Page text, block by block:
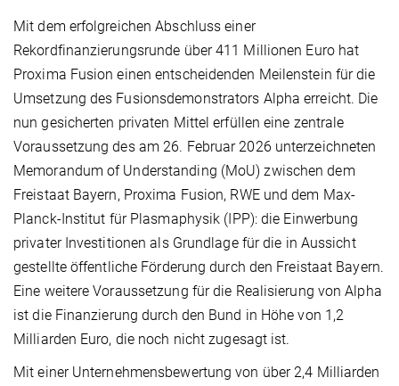
Mit dem erfolgreichen Abschluss einer
Rekordfinanzierungsrunde über 411 Millionen Euro hat
Proxima Fusion einen entscheidenden Meilenstein für die
Umsetzung des Fusionsdemonstrators Alpha erreicht. Die
nun gesicherten privaten Mittel erfüllen eine zentrale
Voraussetzung des am 26. Februar 2026 unterzeichneten
Memorandum of Understanding (MoU) zwischen dem
Freistaat Bayern, Proxima Fusion, RWE und dem Max-
Planck-Institut für Plasmaphysik (IPP): die Einwerbung
privater Investitionen als Grundlage für die in Aussicht
gestellte öffentliche Förderung durch den Freistaat Bayern.
Eine weitere Voraussetzung für die Realisierung von Alpha
ist die Finanzierung durch den Bund in Höhe von 1,2
Milliarden Euro, die noch nicht zugesagt ist.
Mit einer Unternehmensbewertung von über 2,4 Milliarden